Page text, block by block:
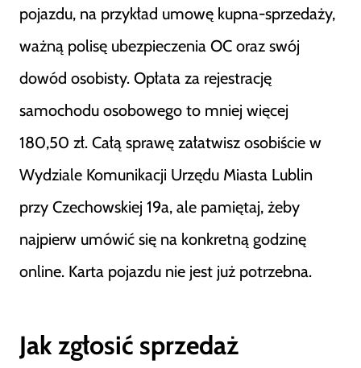
pojazdu, na przykład umowę kupna-sprzedaży,
ważną polisę ubezpieczenia OC oraz swój
dowód osobisty. Opłata za rejestrację
samochodu osobowego to mniej więcej
180,50 zł. Całą sprawę załatwisz osobiście w
Wydziale Komunikacji Urzędu Miasta Lublin
przy Czechowskiej 19a, ale pamiętaj, żeby
najpierw umówić się na konkretną godzinę
online. Karta pojazdu nie jest już potrzebna.
Jak zgłosić sprzedaż